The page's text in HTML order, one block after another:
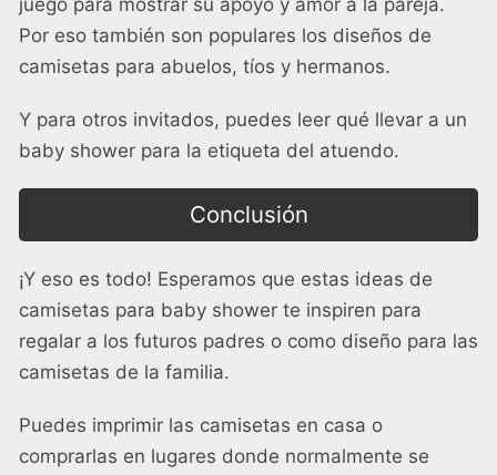
Por eso también son populares los diseños de
camisetas para abuelos, tíos y hermanos.
Y para otros invitados, puedes leer qué llevar a un
baby shower para la etiqueta del atuendo.
Conclusión
¡Y eso es todo! Esperamos que estas ideas de
camisetas para baby shower te inspiren para
regalar a los futuros padres o como diseño para las
camisetas de la familia.
Puedes imprimir las camisetas en casa o
comprarlas en lugares donde normalmente se